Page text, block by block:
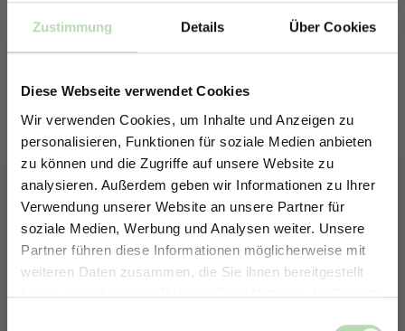
Zustimmung Details Über Cookies
Diese Webseite verwendet Cookies
Wir verwenden Cookies, um Inhalte und Anzeigen zu
personalisieren, Funktionen für soziale Medien anbieten
zu können und die Zugriffe auf unsere Website zu
analysieren. Außerdem geben wir Informationen zu Ihrer
Verwendung unserer Website an unsere Partner für
soziale Medien, Werbung und Analysen weiter. Unsere
Partner führen diese Informationen möglicherweise mit
weiteren Daten zusammen, die Sie ihnen bereitgestellt
haben oder die sie im Rahmen Ihrer Nutzung der Dienste
ERHALTE 5% RABATT AUF
DEINE RÜCKWÄNDE